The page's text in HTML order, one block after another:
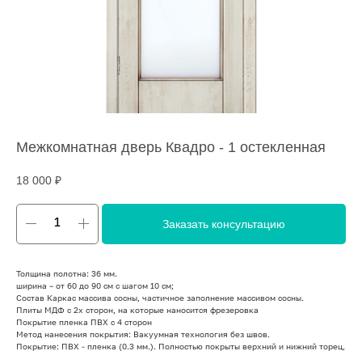
Межкомнатная дверь Квадро - 1 остекленная
18 000 ₽
Заказать консультацию
Толщина полотна: 36 мм.
ширина – от 60 до 90 см с шагом 10 см;
Состав Каркас массива сосны, частичное заполнение массивом сосны.
Плиты МДФ с 2х сторон, на которые наносится фрезеровка
Покрытие пленка ПВХ с 4 сторон
Метод нанесения покрытия: Вакуумная технология без швов.
Покрытие: ПВХ - пленка (0.3 мм.). Полностью покрыты верхний и нижний торец,